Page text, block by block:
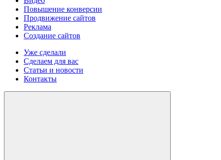
Повышение конверсии
Продвижение сайтов
Реклама
Создание сайтов
Уже сделали
Сделаем для вас
Статьи и новости
Контакты